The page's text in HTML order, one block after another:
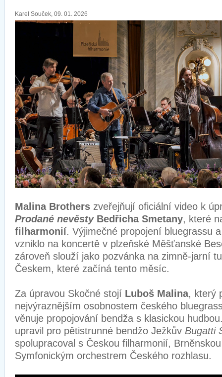
Karel Souček, 09. 01. 2026
Malina Brothers zveřejňují oficiální video k
Prodané nevěsty Bedřicha Smetany, které
filharmonií. Výjimečné propojení bluegrassu
vzniklo na koncertě v plzeňské Měšťanské
zároveň slouží jako pozvánka na zimně-jarní
Českem, které začíná tento měsíc.
Za úpravou Skočné stojí Luboš Malina, který
nejvýraznějším osobnostem českého
věnuje propojování bendža s klasickou
upravil pro pětistrunné bendžo Ježkův Bugatti
spolupracoval s Českou filharmonií,
Symfonickým orchestrem Českého rozhlasu.